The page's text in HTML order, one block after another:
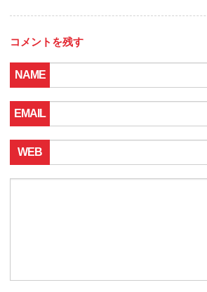
コメントを残す
NAME
EMAIL
WEB